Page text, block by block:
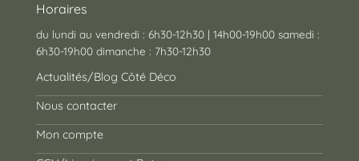
Horaires
du lundi au vendredi : 6h30-12h30 | 14h00-19h00 samedi :
6h30-19h00 dimanche : 7h30-12h30
Actualités/Blog Côté Déco
Nous contacter
Mon compte